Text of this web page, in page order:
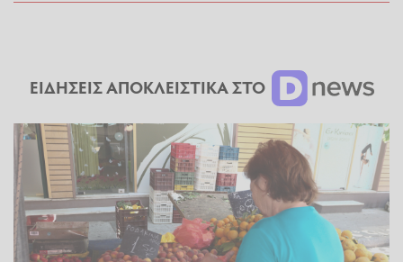
ΕΙΔΗΣΕΙΣ ΑΠΟΚΛΕΙΣΤΙΚΑ ΣΤΟ